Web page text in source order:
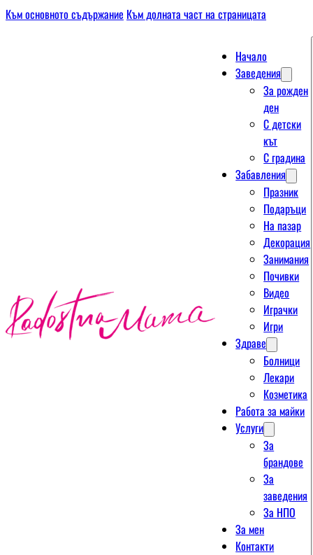
Към основното съдържание Към долната част на страницата
Начало
Заведения
За рожден
ден
С детски
кът
С градина
Забавления
Празник
Подаръци
На пазар
Декорация
Занимания
Почивки
Видео
Играчки
Игри
Здраве
Болници
Лекари
Козметика
Работа за майки
Услуги
За
брандове
За
заведения
За НПО
За мен
Контакти